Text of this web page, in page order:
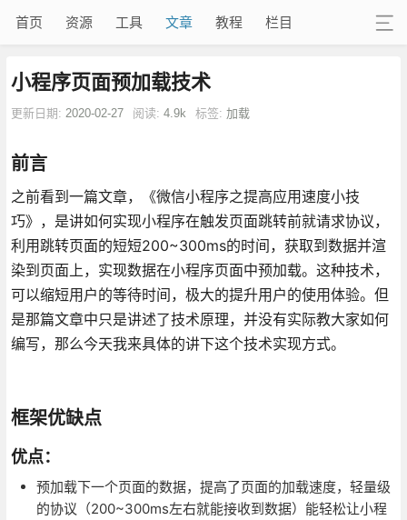
首页 资源 工具 文章 教程 栏目
小程序页面预加载技术
更新日期: 2020-02-27 阅读: 4.9k 标签: 加载
前言
之前看到一篇文章，《微信小程序之提高应用速度小技
巧》，是讲如何实现小程序在触发页面跳转前就请求协议，
利用跳转页面的短短200~300ms的时间，获取到数据并渲
染到页面上，实现数据在小程序页面中预加载。这种技术，
可以缩短用户的等待时间，极大的提升用户的使用体验。但
是那篇文章中只是讲述了技术原理，并没有实际教大家如何
编写，那么今天我来具体的讲下这个技术实现方式。
框架优缺点
优点：
预加载下一个页面的数据，提高了页面的加载速度，轻量级
的协议（200~300ms左右就能接收到数据）能轻松让小程